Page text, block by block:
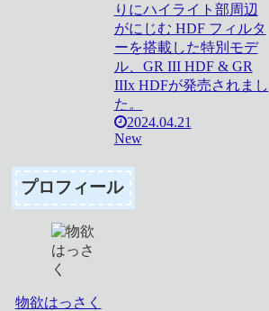
りにハイライト部周辺
がにじむ HDF フィルタ
ーを搭載した特別モデ
ル、GR III HDF & GR
IIIx HDFが発売されまし
た。
2024.04.21
New
プロフィール
物欲はっさく